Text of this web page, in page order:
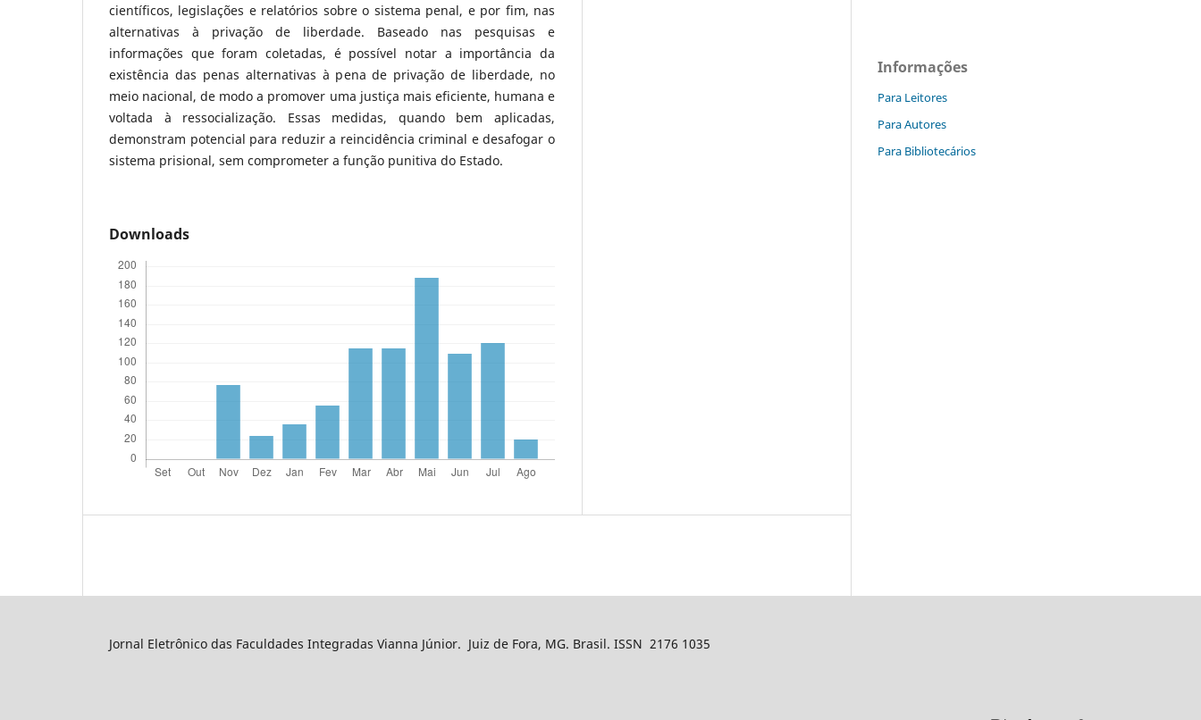
científicos, legislações e relatórios sobre o sistema penal, e por fim, nas
alternativas à privação de liberdade. Baseado nas pesquisas e
informações que foram coletadas, é possível notar a importância da
existência das penas alternativas à pena de privação de liberdade, no
meio nacional, de modo a promover uma justiça mais eficiente, humana e
voltada à ressocialização. Essas medidas, quando bem aplicadas,
demonstram potencial para reduzir a reincidência criminal e desafogar o
sistema prisional, sem comprometer a função punitiva do Estado.
Downloads
Informações
Para Leitores
Para Autores
Para Bibliotecários
Jornal Eletrônico das Faculdades Integradas Vianna Júnior. Juiz de Fora, MG. Brasil. ISSN 2176 1035